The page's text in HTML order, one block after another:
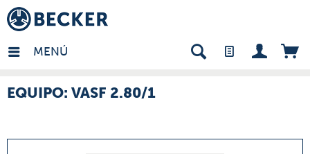
MENÚ
- ES
EQUIPO: VASF 2.80/1